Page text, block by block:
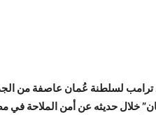
ترامب لسلطنة عُمان عاصفة من
خلال حديثه عن أمن الملاحة